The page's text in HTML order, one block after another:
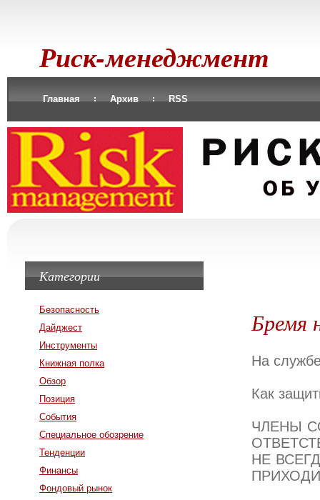
Риск-менеджмент
Главная Архив RSS
Бремя
На
Как
ЧЛЕНЫ
НЕ
Категории
Безопасность
Дайджест
Инструменты
Книжная полка
Обзор
Позиция
События
Специальное обозрение
Тенденции
Финансы
Фондовый рынок